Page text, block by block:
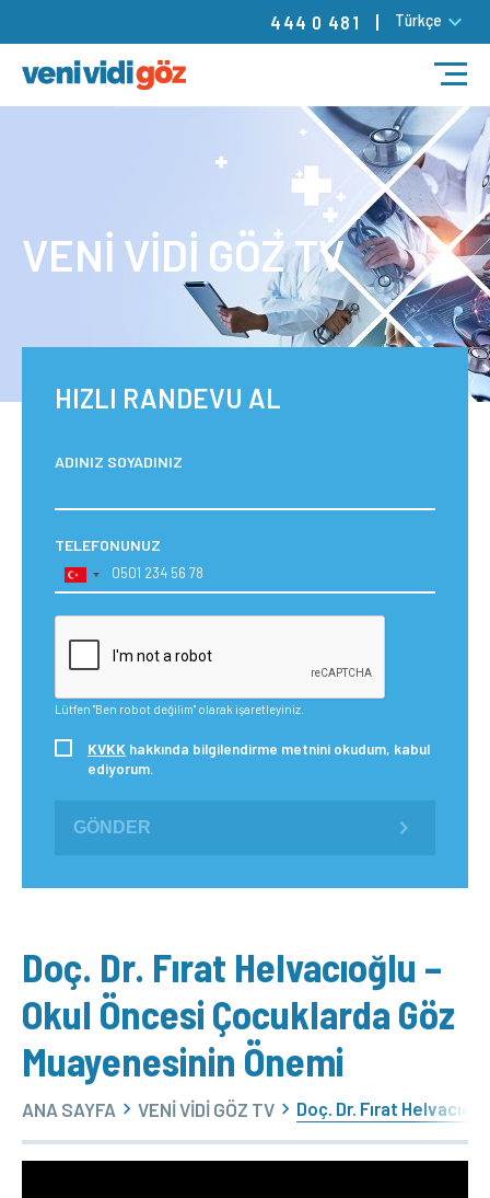
444 0 481 Türkçe
TEDAVİLER
DOKTORLARIMIZ
MERKEZLERİMİZ
RANDEVU
BLOG
VENİ VİDİ GÖZ TV
HIZLI RANDEVU AL
ADINIZ SOYADINIZ
TELEFONUNUZ
Lütfen "Ben robot değilim" olarak işaretleyiniz.
KVKK hakkında bilgilendirme metnini okudum, kabul
ediyorum.
GÖNDER
Doç. Dr. Fırat Helvacıoğlu –
Okul Öncesi Çocuklarda Göz
Muayenesinin Önemi
ANA SAYFA VENİ VİDİ GÖZ TV Doç. Dr. Fırat